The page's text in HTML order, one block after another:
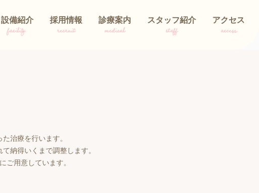
設備紹介
facility
採用情報
recruit
診療案内
medical
スタッフ紹介
staff
アクセス
access
治療を行います。
納得いくまで調整します。
ご用意しています。